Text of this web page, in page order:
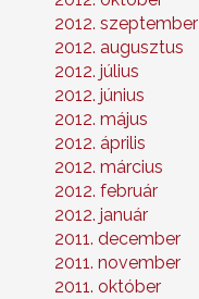
2012. szeptember
2012. augusztus
2012. július
2012. június
2012. május
2012. április
2012. március
2012. február
2012. január
2011. december
2011. november
2011. október